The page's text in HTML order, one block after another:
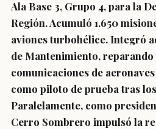
Ala Base 3, Grupo 4, para la
Región. Acumuló 1.650
aviones turbohélice. Integró
de Mantenimiento,
comunicaciones de
como piloto de prueba tras
Paralelamente, como
Cerro Sombrero impulsó la